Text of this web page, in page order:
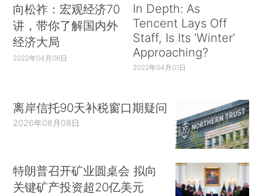
向松祚：宏观经济70
讲，带你了解国内外
经济大局
2022年04月06日
In Depth: As
Tencent Lays Off
Staff, Is Its ‘Winter’
Approaching?
2022年04月01日
离岸信托90天补税窗口期疑问
2026年08月08日
特朗普召开矿业圆桌会 拟向
关键矿产投资超20亿美元